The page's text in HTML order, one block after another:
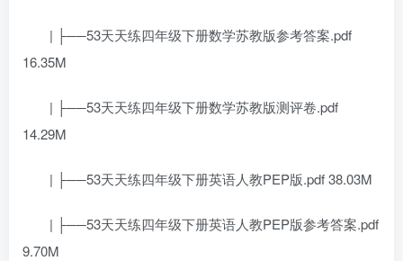
| ├──53天天练四年级下册数学苏教版参考答案.pdf
16.35M
| ├──53天天练四年级下册数学苏教版测评卷.pdf
14.29M
| ├──53天天练四年级下册英语人教PEP版.pdf 38.03M
| ├──53天天练四年级下册英语人教PEP版参考答案.pdf
9.70M